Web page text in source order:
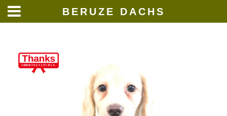
content
BERUZE DACHS